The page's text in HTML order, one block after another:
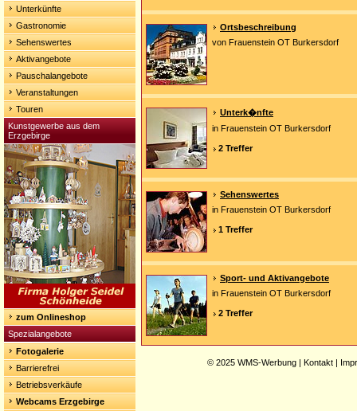
Unterkünfte
Gastronomie
Sehenswertes
Aktivangebote
Pauschalangebote
Veranstaltungen
Touren
Kunstgewerbe aus dem
Erzgebirge
zum Onlineshop
Spezialangebote
Fotogalerie
Barrierefrei
Betriebsverkäufe
Webcams Erzgebirge
Ortsbeschreibung
von Frauenstein OT Burkersdorf
Unterk�nfte
in Frauenstein OT Burkersdorf
2 Treffer
Sehenswertes
in Frauenstein OT Burkersdorf
1 Treffer
Sport- und Aktivangebote
in Frauenstein OT Burkersdorf
2 Treffer
© 2025 WMS-Werbung | Kontakt |